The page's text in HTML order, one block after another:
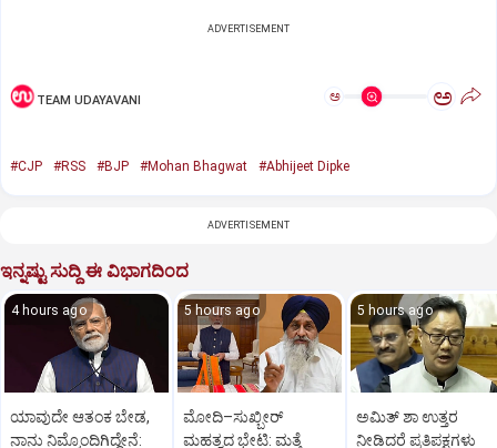
ADVERTISEMENT
TEAM UDAYAVANI ಅ ಅ
#CJP #RSS #BJP #Mohan Bhagwat #Abhijeet Dipke
ADVERTISEMENT
ಇನ್ನಷ್ಟು ಸುದ್ದಿ ಈ ವಿಭಾಗದಿಂದ
4 hours ago
ಯಾವುದೇ ಆತಂಕ ಬೇಡ,
ನಾನು ನಿಮ್ಮೊಂದಿಗಿದ್ದೇನೆ:
5 hours ago
ಮೋದಿ–ಸುಖ್ಬೀರ್
ಮಹತ್ವದ ಭೇಟಿ: ಮತ್ತೆ
5 hours ago
ಅಮಿತ್ ಶಾ ಉತ್ತರ
ನೀಡಿದರೆ ಪ್ರತಿಪಕ್ಷಗಳು